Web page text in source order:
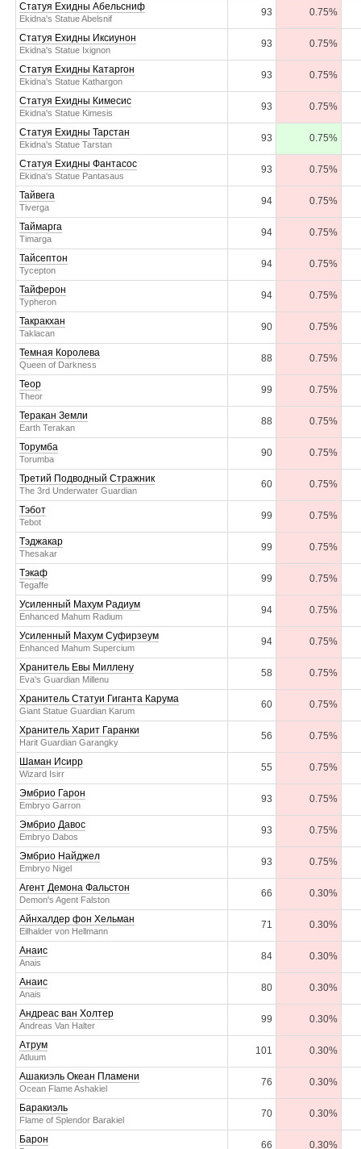
Статуя Ехидны Абельсниф
Ekidna's Statue Abelsnif
93 0.75%
Статуя Ехидны Иксиунон
Ekidna's Statue Ixignon
93 0.75%
Статуя Ехидны Катаргон
Ekidna's Statue Kathargon
93 0.75%
Статуя Ехидны Кимесис
Ekidna's Statue Kimesis
93 0.75%
Статуя Ехидны Тарстан
Ekidna's Statue Tarstan
93 0.75%
Статуя Ехидны Фантасос
Ekidna's Statue Pantasaus
93 0.75%
Тайвега
Tiverga
94 0.75%
Таймарга
Timarga
94 0.75%
Тайсептон
Tycepton
94 0.75%
Тайферон
Typheron
94 0.75%
Такракхан
Taklacan
90 0.75%
Темная Королева
Queen of Darkness
88 0.75%
Теор
Theor
99 0.75%
Теракан Земли
Earth Terakan
88 0.75%
Торумба
Torumba
90 0.75%
Третий Подводный Стражник
The 3rd Underwater Guardian
60 0.75%
Тэбот
Tebot
99 0.75%
Тэджакар
Thesakar
99 0.75%
Тэкаф
Tegaffe
99 0.75%
Усиленный Махум Радиум
Enhanced Mahum Radium
94 0.75%
Усиленный Махум Суфирзеум
Enhanced Mahum Supercium
94 0.75%
Хранитель Евы Миллену
Eva's Guardian Millenu
58 0.75%
Хранитель Статуи Гиганта Карума
Giant Statue Guardian Karum
60 0.75%
Хранитель Харит Гаранки
Harit Guardian Garangky
56 0.75%
Шаман Исирр
Wizard Isirr
55 0.75%
Эмбрио Гарон
Embryo Garron
93 0.75%
Эмбрио Давос
Embryo Dabos
93 0.75%
Эмбрио Найджел
Embryo Nigel
93 0.75%
Агент Демона Фальстон
Demon's Agent Falston
66 0.30%
Айнхалдер фон Хельман
Eilhalder von Hellmann
71 0.30%
Анаис
Anais
84 0.30%
Анаис
Anais
80 0.30%
Андреас ван Холтер
Andreas Van Halter
99 0.30%
Атрум
Atluum
101 0.30%
Ашакиэль Океан Пламени
Ocean Flame Ashakiel
76 0.30%
Баракиэль
Flame of Splendor Barakiel
70 0.30%
Барон 66 0.30%